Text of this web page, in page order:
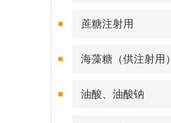
蔗糖注射用
海藻糖（供注射用）
油酸、油酸钠